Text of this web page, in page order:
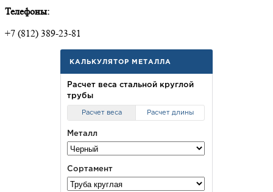
Телефоны:
+7 (812) 389-23-81